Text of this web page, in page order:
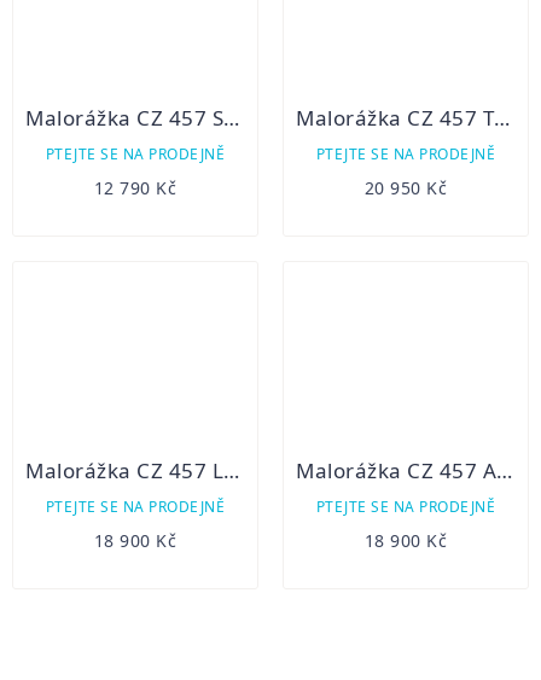
Malorážka CZ 457 Synthetic 20" 22LR
PTEJTE SE NA PRODEJNĚ
12 790 Kč
Malorážka CZ 457 THUMBHOLE
PTEJTE SE NA PRODEJNĚ
20 950 Kč
Malorážka CZ 457 Lux 22LR
PTEJTE SE NA PRODEJNĚ
18 900 Kč
Malorážka CZ 457 AMERICAN LH
PTEJTE SE NA PRODEJNĚ
18 900 Kč